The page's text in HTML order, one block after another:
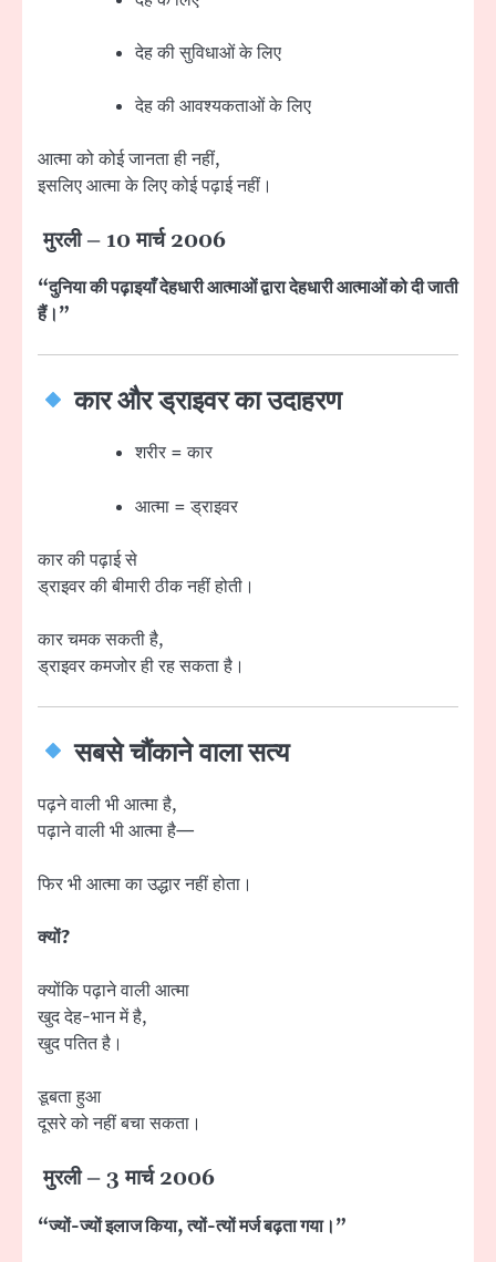
देह की सुविधाओं के लिए
देह की आवश्यकताओं के लिए
आत्मा को कोई जानता ही नहीं,
इसलिए आत्मा के लिए कोई पढ़ाई नहीं।
मुरली – 10 मार्च 2006
“दुनिया की पढ़ाइयाँ देहधारी आत्माओं द्वारा देहधारी आत्माओं को दी जाती
हैं।”
कार और ड्राइवर का उदाहरण
शरीर = कार
आत्मा = ड्राइवर
कार की पढ़ाई से
ड्राइवर की बीमारी ठीक नहीं होती।
कार चमक सकती है,
ड्राइवर कमजोर ही रह सकता है।
सबसे चौंकाने वाला सत्य
पढ़ने वाली भी आत्मा है,
पढ़ाने वाली भी आत्मा है—
फिर भी आत्मा का उद्धार नहीं होता।
क्यों?
क्योंकि पढ़ाने वाली आत्मा
खुद देह-भान में है,
खुद पतित है।
डूबता हुआ
दूसरे को नहीं बचा सकता।
मुरली – 3 मार्च 2006
“ज्यों-ज्यों इलाज किया, त्यों-त्यों मर्ज बढ़ता गया।”